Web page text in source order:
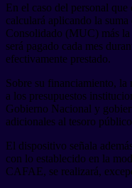
En el caso del personal
calculará aplicando la
Consolidado (MUC) más
será pagado cada mes
efectivamente prestado.
Sobre su financiamiento, la
a los presupuestos
Gobierno Nacional y
adicionales al tesoro
El dispositivo señala
con lo establecido en la
CAFAE, se realizará,